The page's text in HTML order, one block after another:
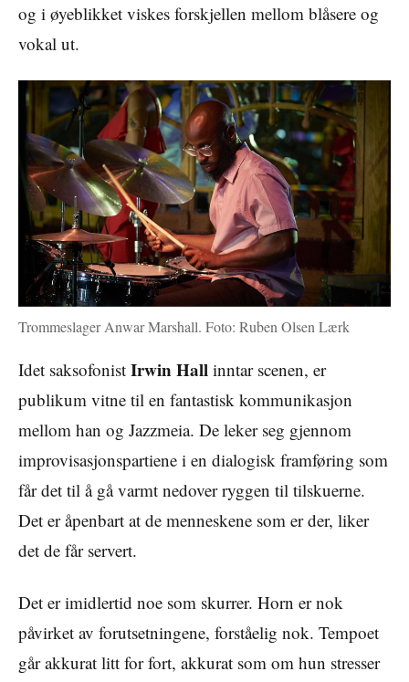
og i øyeblikket viskes forskjellen mellom blåsere og
vokal ut.
Trommeslager Anwar Marshall. Foto: Ruben Olsen Lærk
Idet saksofonist Irwin Hall inntar scenen, er
publikum vitne til en fantastisk kommunikasjon
mellom han og Jazzmeia. De leker seg gjennom
improvisasjonspartiene i en dialogisk framføring som
får det til å gå varmt nedover ryggen til tilskuerne.
Det er åpenbart at de menneskene som er der, liker
det de får servert.
Det er imidlertid noe som skurrer. Horn er nok
påvirket av forutsetningene, forståelig nok. Tempoet
går akkurat litt for fort, akkurat som om hun stresser